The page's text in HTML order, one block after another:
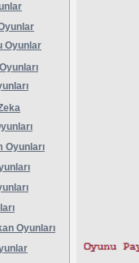
Oyunlar
Oyunları
Oyunları